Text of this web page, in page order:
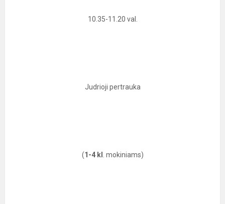
10.35-11.20 val.
Judrioji pertrauka
(1-4 kl . mokiniams)